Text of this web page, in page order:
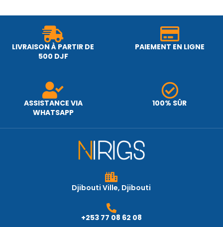
LIVRAISON À PARTIR DE
500 DJF
PAIEMENT EN LIGNE
ASSISTANCE VIA
WHATSAPP
100% SÛR
Djibouti Ville, Djibouti
+253 77 08 62 08